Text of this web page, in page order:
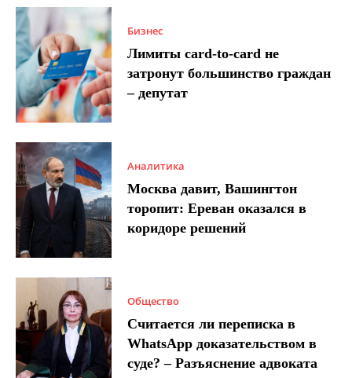
Бизнес
Лимиты card-to-card не
затронут большинство граждан
– депутат
Аналитика
Москва давит, Вашингтон
торопит: Ереван оказался в
коридоре решений
Общество
Считается ли переписка в
WhatsApp доказательством в
суде? – Разъяснение адвоката